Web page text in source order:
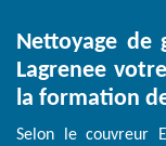
Nettoyage de
Lagrenee
la formation
Selon le couvreur